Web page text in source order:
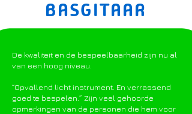
BASGITAAR
De kwaliteit en de bespeelbaarheid zijn nu al
van een hoog niveau.
“Opvallend licht instrument. En verrassend
goed te bespelen.” Zijn veel gehoorde
opmerkingen van de personen die hem voor